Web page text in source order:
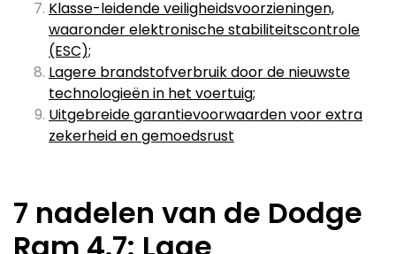
Klasse-leidende veiligheidsvoorzieningen,
waaronder elektronische stabiliteitscontrole
(ESC);
Lagere brandstofverbruik door de nieuwste
technologieën in het voertuig;
Uitgebreide garantievoorwaarden voor extra
zekerheid en gemoedsrust
7 nadelen van de Dodge